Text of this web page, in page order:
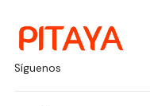
Síguenos